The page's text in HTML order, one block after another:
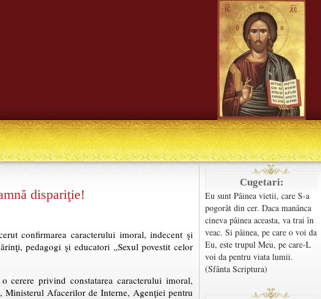
Cugetari:
Eu sunt Pâinea vietii, care S-a
pogorât din cer. Daca manânca
cineva pâinea aceasta, va trai în
veac. Si pâinea, pe care o voi da
Eu, este trupul Meu, pe care-L
voi da pentru viata lumii.
(Sfânta Scriptura)
dispariţie!
confirmarea caracterului imoral, indecent şi
pedagogi şi educatori „Sexul povestit celor
cerere privind constatarea caracterului imoral,
Ministerul Afacerilor de Interne, Agenţiei pentru